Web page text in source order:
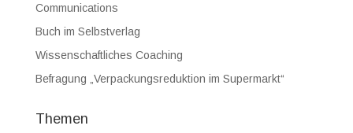
Communications
Buch im Selbstverlag
Wissenschaftliches Coaching
Befragung „Verpackungsreduktion im Supermarkt“
Themen